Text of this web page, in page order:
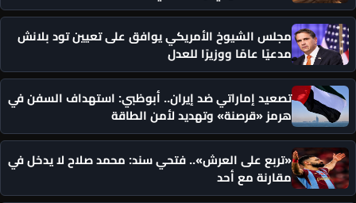
مجلس الشيوخ الأمريكي يوافق على تعيين تود بلانش
مدعيًا عامًا ووزيرًا للعدل
تصعيد إماراتي ضد إيران.. أبوظبي: استهداف السفن في
هرمز «قرصنة» وتهديد لأمن الطاقة
«تربع على العرش».. فتحي سند: محمد صلاح لا يدخل في
مقارنة مع أحد